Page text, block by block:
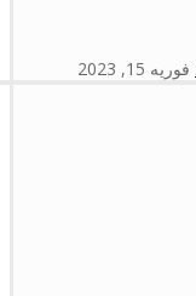
فوریه 15, 2023